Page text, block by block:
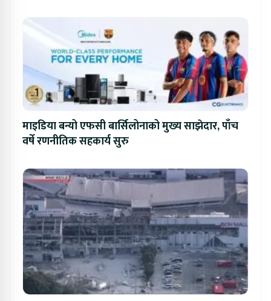
माइडिया बन्यो एफसी बार्सिलोनाको मुख्य साझेदार, पाँच
वर्षे रणनीतिक सहकार्य सुरु